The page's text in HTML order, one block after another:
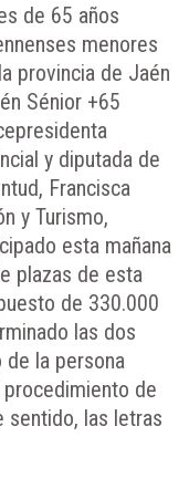
de 65 años
menores
provincia de Jaén
Sénior +65
y diputada de
Francisca
y Turismo,
esta mañana
plazas de esta
de 330.000
las dos
la persona
de
sentido, las letras